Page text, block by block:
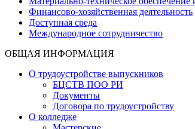
Финансово-хозяйственная деятельность
Доступная среда
Международное сотрудничество
ОБЩАЯ ИНФОРМАЦИЯ
О трудоустройстве выпускников
БЦСТВ ПОО РИ
Документы
Договора по трудоустройству
О колледже